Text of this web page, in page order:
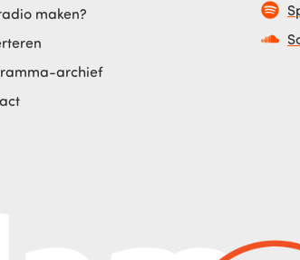
maken?
archief